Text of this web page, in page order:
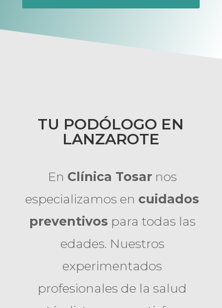
TU PODÓLOGO EN
LANZAROTE
En Clínica Tosarnos
especializamos en cuidados
preventivos para todas las
edades. Nuestros
experimentados
profesionales de la salud